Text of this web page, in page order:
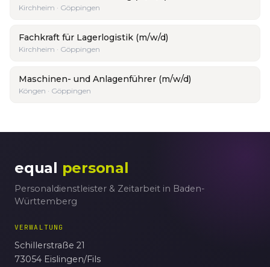
Kirchheim · Göppingen
Fachkraft für Lagerlogistik (m/w/d)
Kirchheim · Göppingen
Maschinen- und Anlagenführer (m/w/d)
Köngen · Göppingen
equal personal
Personaldienstleister & Zeitarbeit in Baden-
Württemberg
VERWALTUNG
Schillerstraße 21
73054 Eislingen/Fils